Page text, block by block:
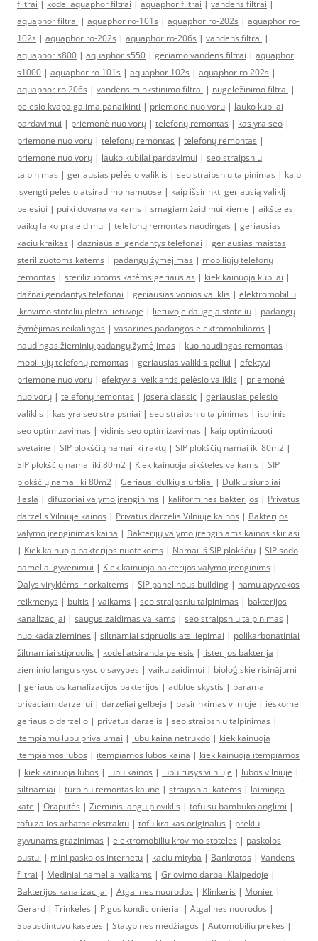
filtrai | kodel aquaphor filtrai | aquaphor filtrai | vandens filtrai |
aquaphor filtrai | aquaphor ro-101s | aquaphor ro-202s | aquaphor ro-
102s | aquaphor ro-202s | aquaphor ro-206s | vandens filtrai |
aquaphor s800 | aquaphor s550 | geriamo vandens filtrai | aquaphor
s1000 | aquaphor ro 101s | aquaphor 102s | aquaphor ro 202s |
aquaphor ro 206s | vandens minkstinimo filtrai | nugeležinimo filtrai |
pelesio kvapa galima panaikinti | priemone nuo voru | lauko kubilai
pardavimui | priemonė nuo vorų | telefonų remontas | kas yra seo |
priemone nuo voru | telefonų remontas | telefonų remontas |
priemonė nuo vorų | lauko kubilai pardavimui | seo straipsniu
talpinimas | geriausias pelėsio valiklis | seo straipsniu talpinimas | kaip
isvengti pelesio atsiradimo namuose | kaip išsirinkti geriausią valiklį
pelėsiui | puiki dovana vaikams | smagiam žaidimui kieme | aikštelės
vaikų laiko praleidimui | telefonų remontas naudingas | geriausias
kaciu kraikas | dazniausiai gendantys telefonai | geriausias maistas
sterilizuotoms katėms | padangų žymėjimas | mobiliųjų telefonų
remontas | sterilizuotoms katėms geriausias | kiek kainuoja kubilai |
dažnai gendantys telefonai | geriausias vonios valiklis | elektromobiliu
ikrovimo stoteliu pletra lietuvoje | lietuvoje daugeja stoteliu | padangų
žymėjimas reikalingas | vasarinės padangos elektromobiliams |
naudingas žieminių padangų žymėjimas | kuo naudingas remontas |
mobiliųjų telefonų remontas | geriausias valiklis peliui | efektyvi
priemone nuo voru | efektyviai veikiantis pelėsio valiklis | priemonė
nuo vorų | telefonų remontas | josera classic | geriausias pelesio
valiklis | kas yra seo straipsniai | seo straipsniu talpinimas | isorinis
seo optimizavimas | vidinis seo optimizavimas | kaip optimizuoti
svetaine | SIP plokščių namai iki raktų | SIP plokščių namai iki 80m2 |
SIP plokščių namai iki 80m2 | Kiek kainuoja aikštelės vaikams | SIP
plokščių namai iki 80m2 | Geriausi dulkių siurbliai | Dulkiu siurbliai
Tesla | difuzoriai valymo įrenginims | kaliforminės bakterijos | Privatus
darzelis Vilniuje kainos | Privatus darzelis Vilniuje kainos | Bakterijos
valymo įrenginimas kaina | Bakterijų valymo įrenginiams kainos skiriasi
| Kiek kainuoja bakterijos nuotekoms | Namai iš SIP plokščių | SIP sodo
nameliai gyvenimui | Kiek kainuoja bakterijos valymo įrenginims |
Dalys viryklėms ir orkaitėms | SIP panel hous building | namu apyvokos
reikmenys | buitis | vaikams | seo straipsniu talpinimas | bakterijos
kanalizacijai | saugus zaidimas vaikams | seo straipsniu talpinimas |
nuo kada ziemines | siltnamiai stipruolis atsiliepimai | polikarbonatiniai
šiltnamiai stipruolis | kodel atsiranda pelesis | listerijos bakterija |
zieminio langu skyscio savybes | vaiku zaidimui | bioloģiskie risinājumi
| geriausios kanalizacijos bakterijos | adblue skystis | parama
privaciam darzeliui | darzeliai gelbeja | pasirinkimas vilniuje | ieskome
geriausio darzelio | privatus darzelis | seo straipsniu talpinimas |
itempiamu lubu privalumai | lubu kaina netrukdo | kiek kainuoja
itempiamos lubos | itempiamos lubos kaina | kiek kainuoja itempiamos
| kiek kainuoja lubos | lubu kainos | lubu rusys vilniuje | lubos vilniuje |
siltnamiai | turbinu remontas kaune | straipsniai katems | laiminga
kate | Orapūtės | Zieminis langu ploviklis | tofu su bambuko anglimi |
tofu zalios arbatos ekstraktu | tofu kraikas originalus | prekiu
gyvunams grazinimas | elektromobiliu krovimo stoteles | paskolos
bustui | mini paskolos internetu | kaciu mityba | Bankrotas | Vandens
filtrai | Mediniai nameliai vaikams | Griovimo darbai Klaipedoje |
Bakterijos kanalizacijai | Atgalines nuorodos | Klinkeris | Monier |
Gerard | Trinkeles | Pigus kondicionieriai | Atgalines nuorodos |
Spausdintuvu kasetes | Statybinės medžiagos | Automobiliu prekes |